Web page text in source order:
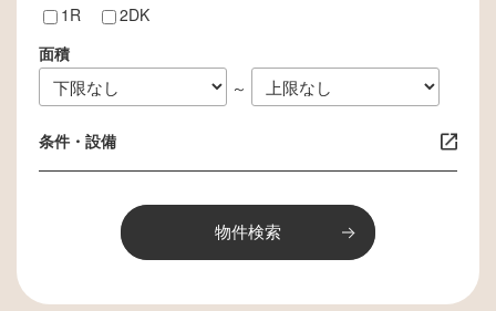
1R
2DK
面積
～
条件・設備